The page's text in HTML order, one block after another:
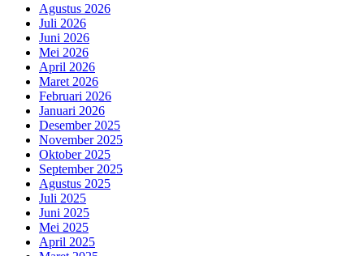
Agustus 2026
Juli 2026
Juni 2026
Mei 2026
April 2026
Maret 2026
Februari 2026
Januari 2026
Desember 2025
November 2025
Oktober 2025
September 2025
Agustus 2025
Juli 2025
Juni 2025
Mei 2025
April 2025